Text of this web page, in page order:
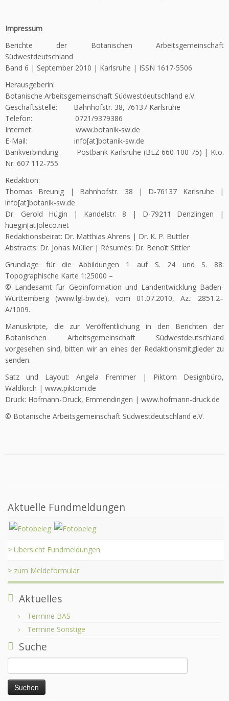
Impressum
Berichte der Botanischen Arbeitsgemeinschaft
Südwestdeutschland
Band 6 | September 2010 | Karlsruhe | ISSN 1617-5506
Herausgeberin:
Botanische Arbeitsgemeinschaft Südwestdeutschland e.V.
Geschäftsstelle: Bahnhofstr. 38, 76137 Karlsruhe
Telefon: 0721/9379386
Internet: www.botanik-sw.de
E-Mail: info[at]botanik-sw.de
Bankverbindung: Postbank Karlsruhe (BLZ 660 100 75) | Kto.
Nr. 607 112-755
Redaktion:
Thomas Breunig | Bahnhofstr. 38 | D-76137 Karlsruhe |
info[at]botanik-sw.de
Dr. Gerold Hügin | Kandelstr. 8 | D-79211 Denzlingen |
huegin[at]oleco.net
Redaktionsbeirat: Dr. Matthias Ahrens | Dr. K. P. Buttler
Abstracts: Dr. Jonas Müller | Résumés: Dr. Benoît Sittler
Grundlage für die Abbildungen 1 auf S. 24 und S. 88:
Topographische Karte 1:25000 –
© Landesamt für Geoinformation und Landentwicklung Baden-
Württemberg (www.lgl-bw.de), vom 01.07.2010, Az.: 2851.2–
A/1009.
Manuskripte, die zur Veröffentlichung in den Berichten der
Botanischen Arbeitsgemeinschaft Südwestdeutschland
vorgesehen sind, bitten wir an eines der Redaktionsmitglieder zu
senden.
Satz und Layout: Angela Fremmer | Piktom Designbüro,
Waldkirch | www.piktom.de
Druck: Hofmann-Druck, Emmendingen | www.hofmann-druck.de
© Botanische Arbeitsgemeinschaft Südwestdeutschland e.V.
Aktuelle Fundmeldungen
> Übersicht Fundmeldungen
> zum Meldeformular
Aktuelles
Termine BAS
Termine Sonstige
Suche
Suchen
nach: